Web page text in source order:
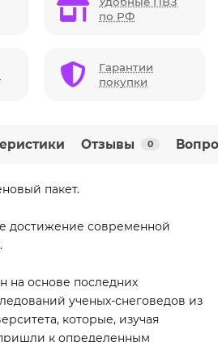
по РФ
Гарантии
покупки
Отзывы 0
пакет.
достижение современной
на основе последних
ученых-снеговедов из
которые, изучая
к определенным